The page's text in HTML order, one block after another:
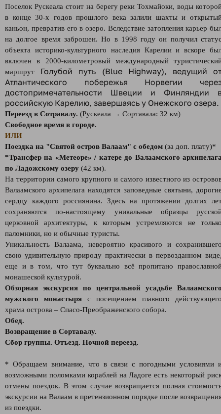
Поселок Рускеала стоит на берегу реки Тохмайоки, воды
в конце 30-х годов прошлого века залили шахты и
каньон, превратив его в озеро. Вследствие затопления карьер
на долгое время заброшен. Но в 1998 году он получил
объекта историко-культурного наследия Карелии и вскоре
включен в 2000-километровый международный
маршрут Голубой путь (Blue Highway), ведущий
Атлантического побережья Норвегии
достопримечательности Швеции и Финляндии
российскую Карелию, завершаясь у Онежского озера.
Переезд в Сотравалу. (Рускеала → Сортавала: 32 км)
Свободное время в городе.
ИЛИ
Поездка на "Святой остров Валаам" с обедом (за доп. плату)*
*Трансфер на «Метеоре» / катере до Валаамского
по Ладожскому озеру (42 км).
На территории самого крупного и самого известного из
Валаамского архипелага находятся заповедные святыни,
сердцу каждого россиянина. Здесь на протяжении долгих
сохраняются по-настоящему уникальные образцы
церковной архитектуры, к которым устремляются не
паломники, но и обычные туристы.
Уникальность Валаама, невероятно красивого и
свою удивительную природу практически в первозданном
еще и в том, что тут буквально всё пропитано
монашеской культурой.
Обзорная экскурсия по центральной усадьбе
мужского монастыря с посещением главного
храма острова – Спасо-Преображенского собора.
Обед.
Возвращение в Сортавалу.
Сбор группы. Отъезд. Ночной переезд.
* Обращаем внимание, что в связи с погодными условиями
возможными поломками кораблей на Ладоге есть некоторый
отмены поездок. В этом случае возвращается полная
экскурсии на Валаам в претензионном порядке после
из поездки.